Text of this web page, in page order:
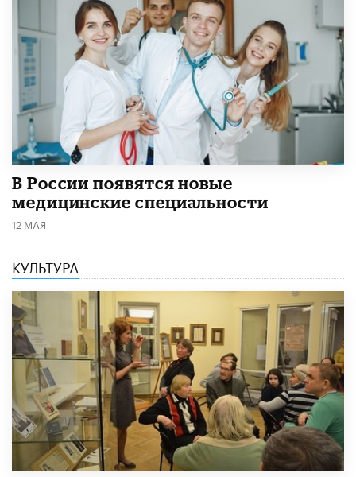
В России появятся новые
медицинские специальности
12 МАЯ
КУЛЬТУРА